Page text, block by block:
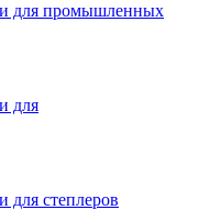
для промышленных
для
для степлеров